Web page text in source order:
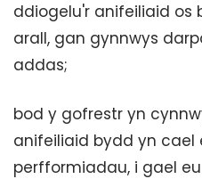
ddiogelu'r anifeiliaid
arall, gan gynnwys
addas;
bod y gofrestr yn
anifeiliaid bydd yn
perfformiadau, i gael